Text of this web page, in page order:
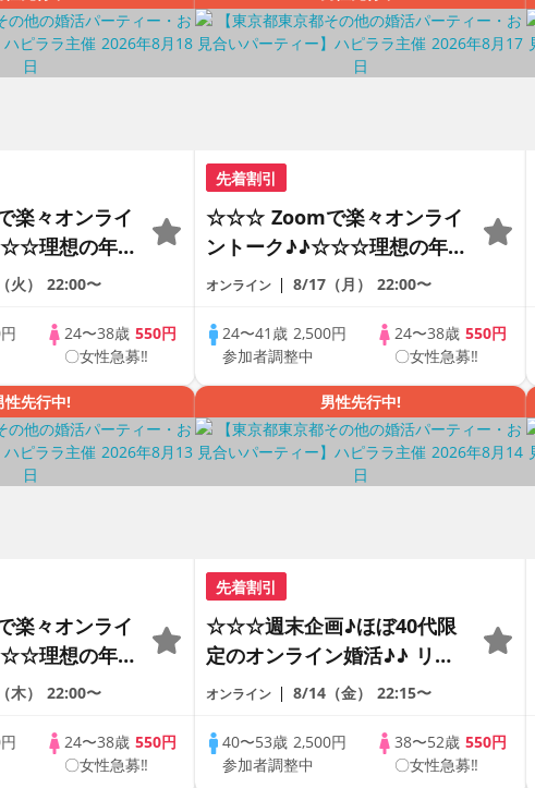
々オンライ
理想の年の
・・素敵な
ン婚活☆全国
会進行あり♪♪
火） 22:00〜
24〜38歳 550円
〇女性急募‼
先着割引
☆☆☆ Zoomで楽々オンライ
ントーク♪♪☆☆☆理想の年の
差♪♪ そろそろ・・・素敵な
アルなオンライン婚活☆全国
の方が対象☆司会進行あり♪♪
オンライン 8/17（月） 22:00〜
24〜41歳 2,500円
参加者調整中
24〜38歳550円
〇女性急募‼
性先行中!
々オンライ
理想の年の
・・素敵な
ン婚活☆全国
会進行あり♪♪
木） 22:00〜
24〜38歳 550円
〇女性急募‼
男性先行中!
先着割引
☆☆☆週末企画♪ほぼ40代限
定のオンライン婚活♪♪ リモ
ートの出会い応援♪♪ おうち
の方が対象☆ 司会進行あり
♪♪ THE 41s ONLINE
オンライン 8/14（金） 22:15〜
40〜53歳 2,500円
参加者調整中
38〜52歳550円
〇女性急募‼